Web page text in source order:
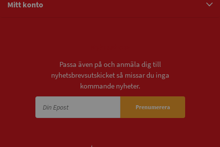
Mitt konto
Passa även på och anmäla dig till
nyhetsbrevsutskicket så missar du inga
kommande nyheter.
Prenumerera